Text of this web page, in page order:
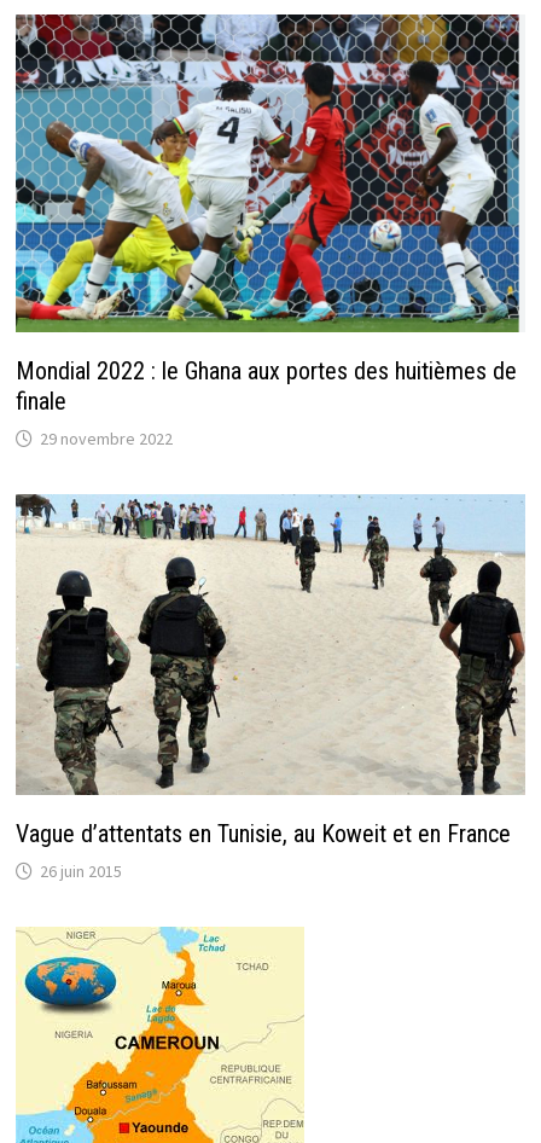
Mondial 2022 : le Ghana aux portes des huitièmes de
finale
29 novembre 2022
Vague d’attentats en Tunisie, au Koweit et en France
26 juin 2015